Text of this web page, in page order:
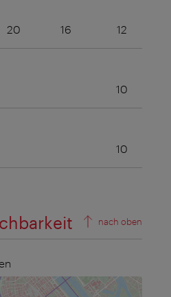
20 16 12
10
10
nach oben